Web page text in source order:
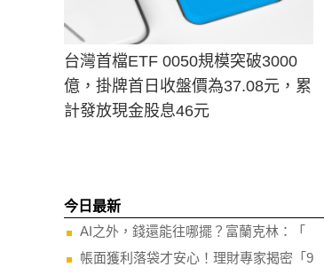
台灣首檔ETF 0050規模突破3000
億，掛牌首日收盤價為37.08元，累
計發放現金股息46元
今日最新
AI之外，錢還能往哪擺？富蘭克林：「
帳面獲利落袋才安心！理財專家揭密「9